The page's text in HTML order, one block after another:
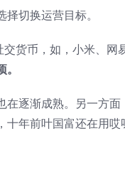
切换运营目标。
货币，如，小米、网
逐渐成熟。另一方面
年前叶国富还在用哎